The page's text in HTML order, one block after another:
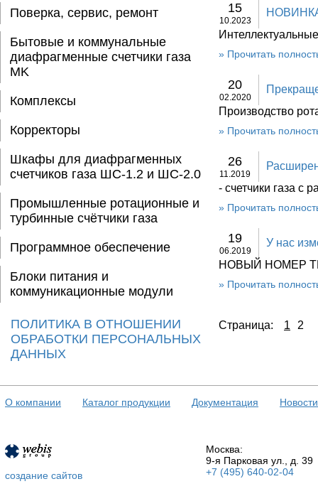
Поверка, сервис, ремонт
Бытовые и коммунальные
диафрагменные счетчики газа
MK
Комплексы
Корректоры
Шкафы для диафрагменных
счетчиков газа ШС-1.2 и ШС-2.0
Промышленные ротационные и
турбинные счётчики газа
Программное обеспечение
Блоки питания и
коммуникационные модули
ПОЛИТИКА В ОТНОШЕНИИ
ОБРАБОТКИ ПЕРСОНАЛЬНЫХ
ДАННЫХ
15
10.2023
» Прочитать
20
02.2020
Производство
» Прочитать
26
11.2019
- счетчики газа с
» Прочитать
19
06.2019
У нас
НОВЫЙ НОМЕР
» Прочитать
Страница: 1 2
О компании Каталог продукции Документация Новости
создание сайтов
Москва:
9-я Парковая ул., д. 39
+7 (495) 640-02-04